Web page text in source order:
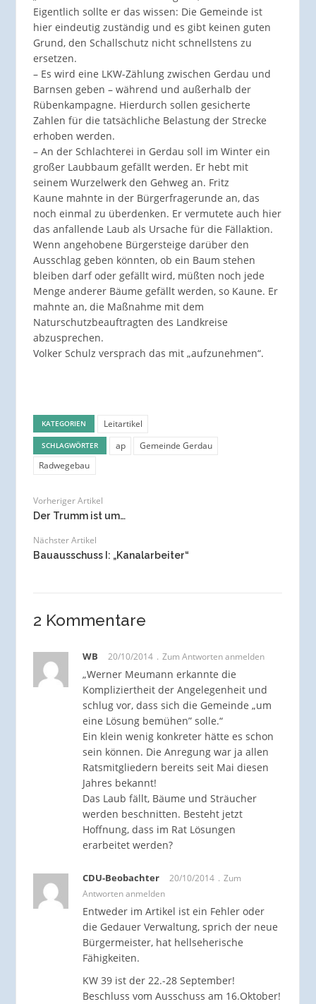
Eigentlich sollte er das wissen: Die Gemeinde ist
hier eindeutig zuständig und es gibt keinen guten
Grund, den Schallschutz nicht schnellstens zu
ersetzen.
– Es wird eine LKW-Zählung zwischen Gerdau und
Barnsen geben – während und außerhalb der
Rübenkampagne. Hierdurch sollen gesicherte
Zahlen für die tatsächliche Belastung der Strecke
erhoben werden.
– An der Schlachterei in Gerdau soll im Winter ein
großer Laubbaum gefällt werden. Er hebt mit
seinem Wurzelwerk den Gehweg an. Fritz
Kaune mahnte in der Bürgerfragerunde an, das
noch einmal zu überdenken. Er vermutete auch hier
das anfallende Laub als Ursache für die Fällaktion.
Wenn angehobene Bürgersteige darüber den
Ausschlag geben könnten, ob ein Baum stehen
bleiben darf oder gefällt wird, müßten noch jede
Menge anderer Bäume gefällt werden, so Kaune. Er
mahnte an, die Maßnahme mit dem
Naturschutzbeauftragten des Landkreise
abzusprechen.
Volker Schulz versprach das mit „aufzunehmen“.
KATEGORIEN Leitartikel
SCHLAGWÖRTER ap
Gemeinde Gerdau
Radwegebau
Vorheriger Artikel
Der Trumm ist um…
Nächster Artikel
Bauausschuss I: „Kanalarbeiter“
2 Kommentare
WB 20/10/2014 Zum Antworten anmelden
„Werner Meumann erkannte die
Kompliziertheit der Angelegenheit und
schlug vor, dass sich die Gemeinde „um
eine Lösung bemühen” solle.“
Ein klein wenig konkreter hätte es schon
sein können. Die Anregung war ja allen
Ratsmitgliedern bereits seit Mai diesen
Jahres bekannt!
Das Laub fällt, Bäume und Sträucher
werden beschnitten. Besteht jetzt
Hoffnung, dass im Rat Lösungen
erarbeitet werden?
CDU-Beobachter 20/10/2014
Zum
Antworten anmelden
Entweder im Artikel ist ein Fehler oder
die Gedauer Verwaltung, sprich der neue
Bürgermeister, hat hellseherische
Fähigkeiten.
KW 39 ist der 22.-28 September!
Beschluss vom Ausschuss am 16.Oktober!